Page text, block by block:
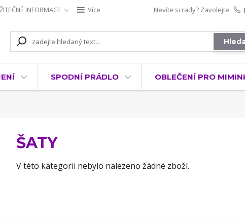
INFORMACE Více Nevíte si rady? Zavolejte.
SPODNÍ PRÁDLO OBLEČENÍ PRO
ŠATY
V této kategorii nebylo nalezeno žádné zboží.